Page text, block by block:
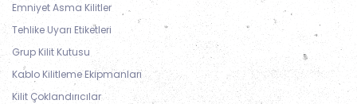
Emniyet Asma Kilitler
Tehlike Uyarı Etiketleri
Grup Kilit Kutusu
Kablo Kilitleme Ekipmanları
Kilit Çoklandırıcılar